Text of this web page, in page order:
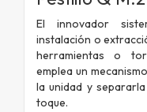
El innovador
instalación o
herramientas o
emplea un
la unidad y
toque.